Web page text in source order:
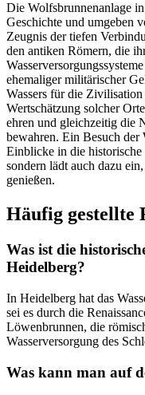
Die Wolfsbrunnenanlage
Geschichte und umgeben
Zeugnis der tiefen
den antiken Römern, die
ehemaliger militärischer
Wassers für die
Wertschätzung solcher
ehren und gleichzeitig die
bewahren. Ein Besuch der
Einblicke in die historische
sondern lädt auch dazu
genießen.
Häufig gestellte
Was ist die
Heidelberg?
In Heidelberg hat das
sei es durch die
Löwenbrunnen, die
Wasserversorgung des
Was kann man auf